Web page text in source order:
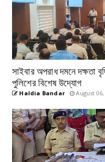
সাইবার অপরাধ দমনে দক্ষতা
পুলিশের বিশেষ উদ্যোগ
Haldia Bandar August 06,